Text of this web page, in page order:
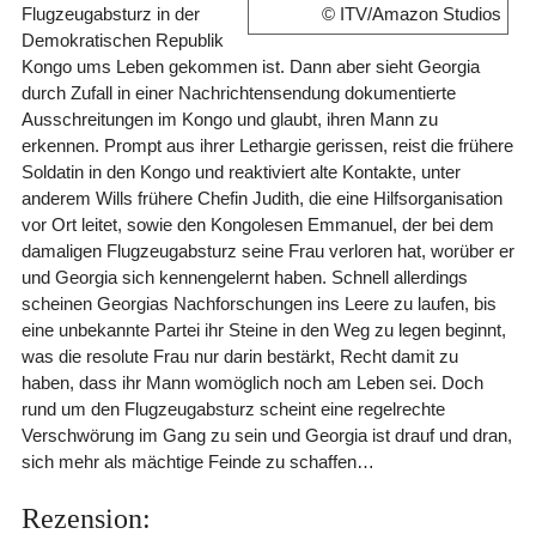
© ITV/Amazon Studios
Flugzeugabsturz in der
Demokratischen Republik
Kongo ums Leben gekommen ist. Dann aber sieht Georgia
durch Zufall in einer Nachrichtensendung dokumentierte
Ausschreitungen im Kongo und glaubt, ihren Mann zu
erkennen. Prompt aus ihrer Lethargie gerissen, reist die frühere
Soldatin in den Kongo und reaktiviert alte Kontakte, unter
anderem Wills frühere Chefin Judith, die eine Hilfsorganisation
vor Ort leitet, sowie den Kongolesen Emmanuel, der bei dem
damaligen Flugzeugabsturz seine Frau verloren hat, worüber er
und Georgia sich kennengelernt haben. Schnell allerdings
scheinen Georgias Nachforschungen ins Leere zu laufen, bis
eine unbekannte Partei ihr Steine in den Weg zu legen beginnt,
was die resolute Frau nur darin bestärkt, Recht damit zu
haben, dass ihr Mann womöglich noch am Leben sei. Doch
rund um den Flugzeugabsturz scheint eine regelrechte
Verschwörung im Gang zu sein und Georgia ist drauf und dran,
sich mehr als mächtige Feinde zu schaffen…
Rezension: